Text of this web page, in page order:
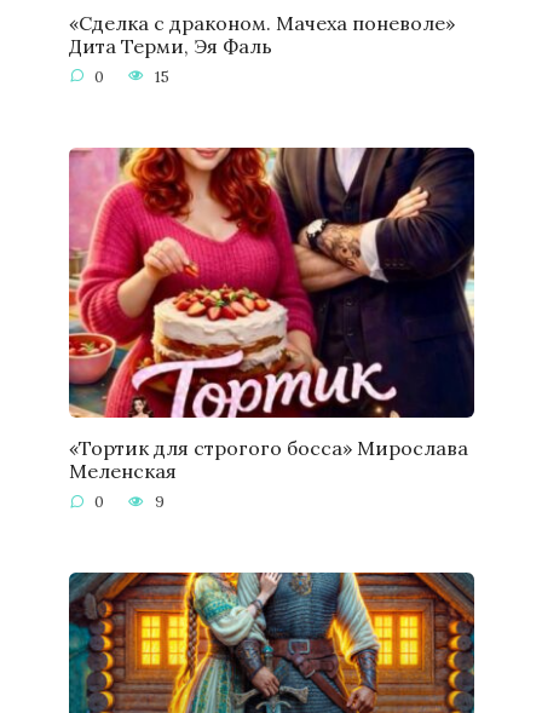
«Сделка с драконом. Мачеха поневоле»
Дита Терми, Эя Фаль
0 15
«Тортик для строгого босса» Мирослава
Меленская
0 9